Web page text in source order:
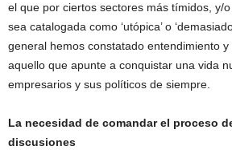
el que por ciertos sectores más tímidos, y/
sea catalogada como ‘utópica’ o
general hemos constatado entendimiento
aquello que apunte a conquistar una vida
empresarios y sus políticos de siempre.
La necesidad de comandar el proceso
discusiones